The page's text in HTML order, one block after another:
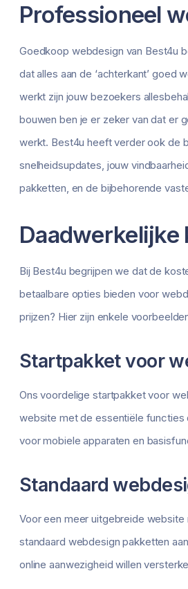
Professioneel
Goedkoop webdesign van Best4u
dat alles aan de ‘achterkant’ goed
werkt zijn jouw bezoekers
bouwen ben je er zeker van dat er
werkt. Best4u heeft verder ook de
snelheidsupdates, jouw
pakketten, en de bijbehorende
Bij Best4u begrijpen we dat de
betaalbare opties bieden voor
prijzen? Hier zijn enkele
Startpakket voor
Ons voordelige startpakket voor
website met de essentiële functies
voor mobiele apparaten en
Standaard
Voor een meer uitgebreide
standaard webdesign pakketten
online aanwezigheid willen